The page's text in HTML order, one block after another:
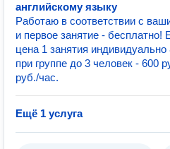
английскому языку
Работаю в соответствии с
и первое занятие -
цена 1 занятия
при группе до 3 человек - 600
руб./час.
Ещё 1 услуга